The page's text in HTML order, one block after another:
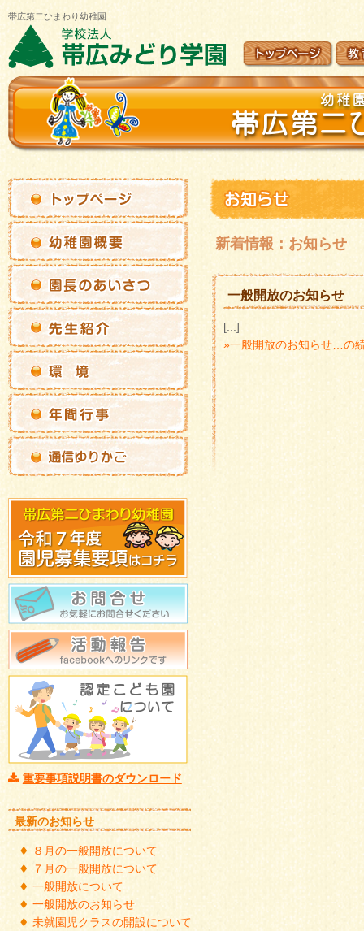
帯広第二ひまわり幼稚園
新着情報：お知らせ
一般開放のお知らせ
[...]
»一般開放のお知らせ…の
重要事項説明書のダウンロード
最新のお知らせ
８月の一般開放について
７月の一般開放について
一般開放について
一般開放のお知らせ
未就園児クラスの開設について